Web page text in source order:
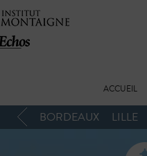
ACCUEIL
BORDEAUX LILLE